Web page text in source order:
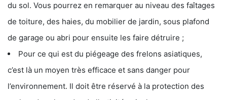
du sol. Vous pourrez en remarquer au niveau des faîtages
de toiture, des haies, du mobilier de jardin, sous plafond
de garage ou abri pour ensuite les faire détruire ;
Pour ce qui est du piégeage des frelons asiatiques,
c’est là un moyen très efficace et sans danger pour
l’environnement. Il doit être réservé à la protection des